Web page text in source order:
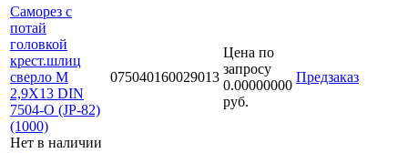
Саморез с
потай
головкой
крест.шлиц
сверло М
2,9Х13 DIN
7504-O (JP-82)
(1000)
Нет в наличии
075040160029013
Цена по
запросу
0.00000000
руб.
Предзаказ